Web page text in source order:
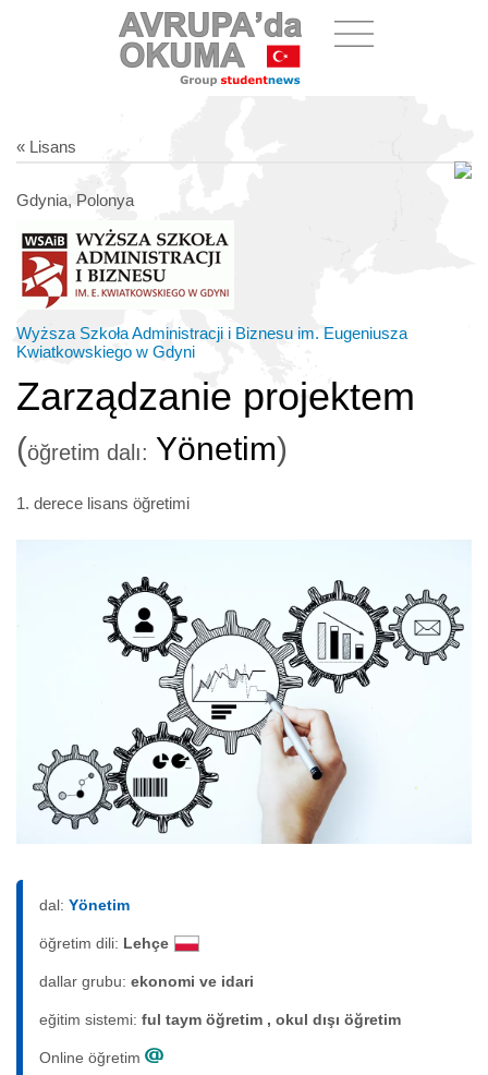
« Lisans
Gdynia, Polonya
Wyższa Szkoła Administracji i Biznesu im. Eugeniusza
Kwiatkowskiego w Gdyni
Zarządzanie projektem
(öğretim dalı: Yönetim)
1. derece lisans öğretimi
dal: Yönetim
öğretim dili: Lehçe
dallar grubu: ekonomi ve idari
eğitim sistemi: ful taym öğretim , okul dışı öğretim
Online öğretim